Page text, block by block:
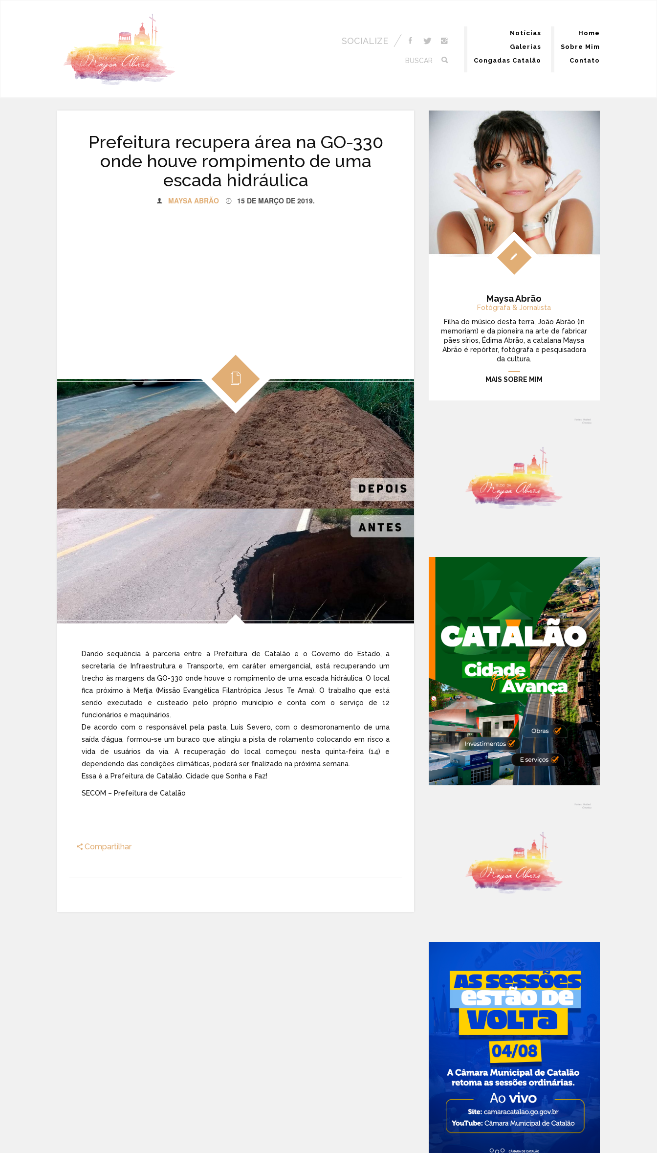
SOCIALIZE
BUSCAR
Notícias
Galerias
Congadas Catalão
Home
Sobre Mim
Contato
Prefeitura recupera área na GO-330
onde houve rompimento de uma
escada hidráulica
MAYSA ABRÃO 15 DE MARÇO DE 2019.
Dando sequência à parceria entre a Prefeitura de Catalão e o Governo do Estado, a
secretaria de Infraestrutura e Transporte, em caráter emergencial, está recuperando um
trecho às margens da GO-330 onde houve o rompimento de uma escada hidráulica. O local
fica próximo à Mefija (Missão Evangélica Filantrópica Jesus Te Ama). O trabalho que está
sendo executado e custeado pelo próprio município e conta com o serviço de 12
funcionários e maquinários.
De acordo com o responsável pela pasta, Luís Severo, com o desmoronamento de uma
saída d’água, formou-se um buraco que atingiu a pista de rolamento colocando em risco a
vida de usuários da via. A recuperação do local começou nesta quinta-feira (14) e
dependendo das condições climáticas, poderá ser finalizado na próxima semana.
Essa é a Prefeitura de Catalão. Cidade que Sonha e Faz!
SECOM – Prefeitura de Catalão
Compartilhar
Maysa Abrão
Fotógrafa & Jornalista
Filha do músico desta terra, João Abrão (in
memoriam) e da pioneira na arte de fabricar
pães sírios, Édima Abrão, a catalana Maysa
Abrão é repórter, fotógrafa e pesquisadora
da cultura.
MAIS SOBRE MIM